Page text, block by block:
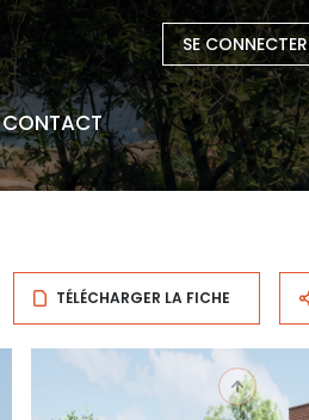
SE CONNECTER
CONTACT
TÉLÉCHARGER LA FICHE